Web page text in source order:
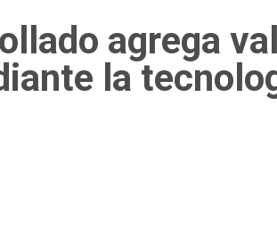
agrega
la